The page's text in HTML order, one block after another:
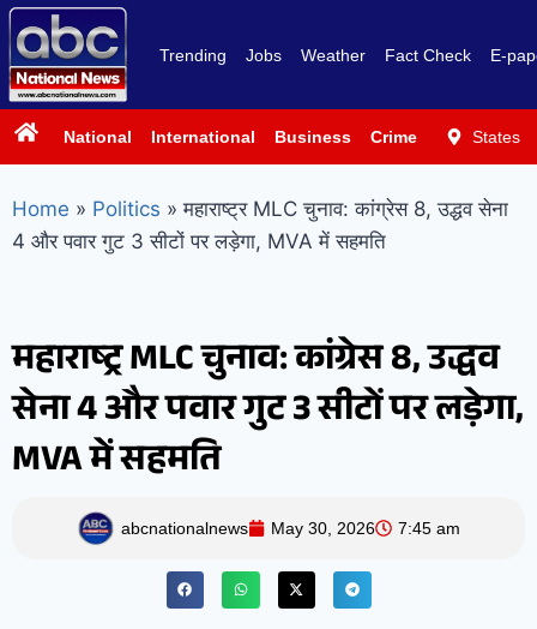
Trending Jobs Weather Fact Check E-
National International Business Crime PoliticsStates
Home » Politics » महाराष्ट्र MLC चुनाव: कांग्रेस 8, उद्धव सेना
4 और पवार गुट 3 सीटों पर लड़ेगा, MVA में सहमति
महाराष्ट्र MLC चुनाव: कांग्रेस 8, उद्धव
सेना 4 और पवार गुट 3 सीटों पर लड़ेगा,
MVA में सहमति
abcnationalnews May 30, 2026 7:45 am